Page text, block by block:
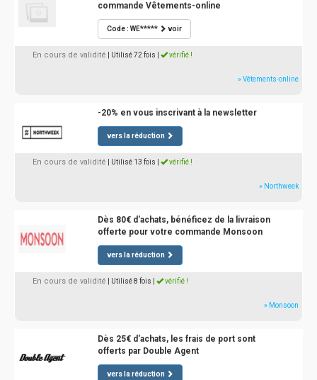
commande Vêtements-online
Code : WE***** voir
En cours de validité | Utilisé 72 fois vérifié !
» Vêtements-online
-20% en vous inscrivant à la newsletter
vers la réduction
En cours de validité | Utilisé 13 fois vérifié !
» Northweek
Dès 80€ d'achats, bénéficez de la livraison
offerte pour votre commande Monsoon
vers la réduction
En cours de validité | Utilisé 8 fois vérifié !
» Monsoon
Dès 25€ d'achats, les frais de port sont
offerts par Double Agent
vers la réduction